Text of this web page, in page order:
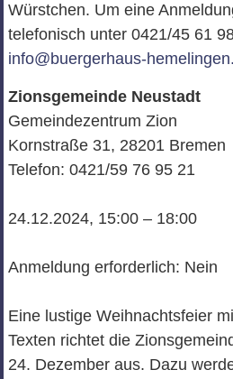
Würstchen. Um eine
telefonisch unter 0421/45 61
info@buergerhaus-
Zionsgemeinde Neustadt
Gemeindezentrum Zion
Kornstraße 31, 28201 Bremen
Telefon: 0421/59 76 95 21
24.12.2024, 15:00 – 18:00
Anmeldung erforderlich: Nein
Eine lustige Weihnachtsfeier
Texten richtet die
24. Dezember aus. Dazu